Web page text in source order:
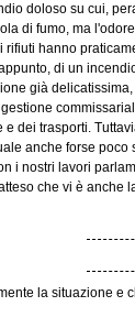
doloso su cui,
di fumo, ma
hanno
di un
già
dei trasporti.
anche forse poco
i nostri lavori
che vi è
la situazione e